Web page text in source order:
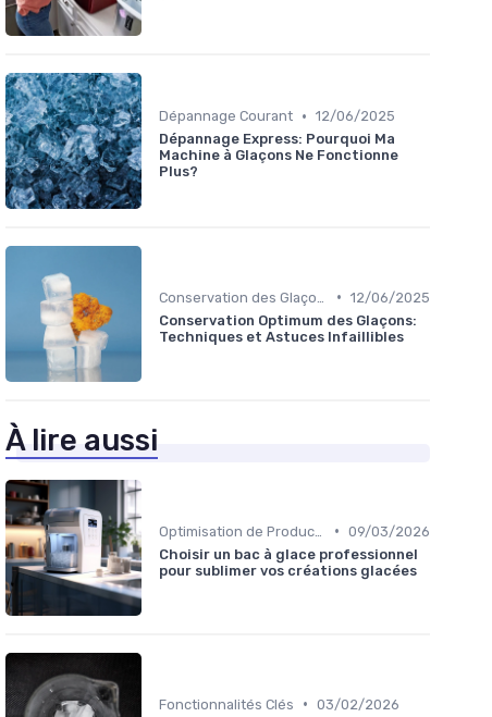
Dépannage Courant • 12/06/2025
Dépannage Express: Pourquoi Ma
Machine à Glaçons Ne Fonctionne
Plus?
• 12/06/2025
Conservation Optimum des Glaçons:
Techniques et Astuces Infaillibles
À lire aussi
• 09/03/2026
Choisir un bac à glace professionnel
pour sublimer vos créations glacées
Fonctionnalités Clés • 03/02/2026